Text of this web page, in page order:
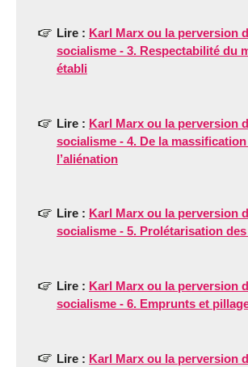
Lire : Karl Marx ou la perversion
socialisme - 3. Respectabilité du
établi
Lire : Karl Marx ou la perversion
socialisme - 4. De la massification
l’aliénation
Lire : Karl Marx ou la perversion
socialisme - 5. Prolétarisation
Lire : Karl Marx ou la perversion
socialisme - 6. Emprunts et
Lire : Karl Marx ou la perversion